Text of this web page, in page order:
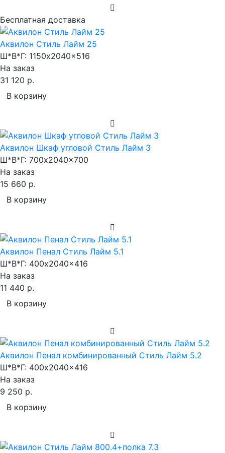
Бесплатная доставка
Аквилон Стиль Лайм 25
Ш*В*Г: 1150x2040x516
На заказ
31 120 р.
В корзину
Аквилон Шкаф угловой Стиль Лайм 3
Ш*В*Г: 700x2040x700
На заказ
15 660 р.
В корзину
Аквилон Пенал Стиль Лайм 5.1
Ш*В*Г: 400x2040x416
На заказ
11 440 р.
В корзину
Аквилон Пенал комбинированный Стиль Лайм 5.2
Ш*В*Г: 400x2040x416
На заказ
9 250 р.
В корзину